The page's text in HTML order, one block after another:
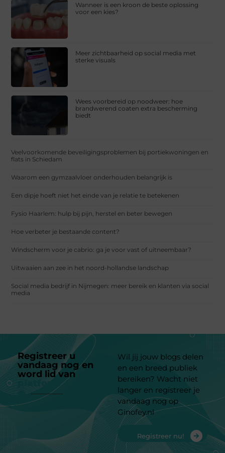
Wanneer is een kroon de beste oplossing
voor een kies?
Meer zichtbaarheid op social media met
sterke visuals
Wees voorbereid op noodweer: hoe
brandwerend coaten extra bescherming
biedt
Veelvoorkomende beveiligingsproblemen bij portiekwoningen en
flats in Schiedam
Waarom een gymzaalvloer onderhouden belangrijk is
Een dipje hoeft niet het einde van je relatie te betekenen
Fysio Haarlem: hulp bij pijn, herstel en beter bewegen
Hoe verbeter je bestaande content?
Windscherm voor je cabrio: ga je voor vast of uitneembaar?
Uitwaaien aan zee in het noord-hollandse landschap
Social media bedrijf in Nijmegen: meer bereik en klanten via social
media
Registreer u
vandaag nog en
word lid van
platform
Wil jij jouw blogs delen
en een breed publiek
bereiken? Wacht niet
langer en registreer je
vandaag nog op
Ginofey.nl
Registreer nu!